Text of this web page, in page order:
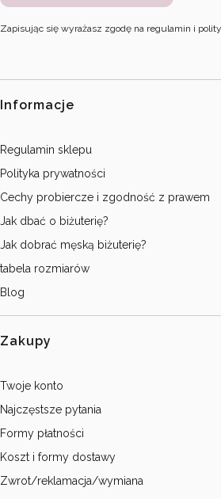
Zapisując się wyrażasz zgodę na regulamin i
Linki w stopce
Informacje
Regulamin sklepu
Polityka prywatności
Cechy probiercze i zgodność z prawem
Jak dbać o biżuterię?
Jak dobrać męską biżuterię?
tabela rozmiarów
Blog
Zakupy
Twoje konto
Najczęstsze pytania
Formy płatności
Koszt i formy dostawy
Zwrot/reklamacja/wymiana